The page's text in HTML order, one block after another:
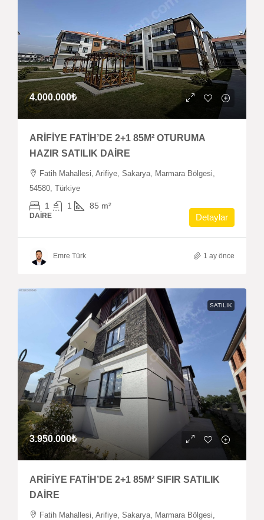
4.000.000₺
ARİFİYE FATİH’DE 2+1 85M² OTURUMA
HAZIR SATILIK DAİRE
Fatih Mahallesi, Arifiye, Sakarya, Marmara Bölgesi,
54580, Türkiye
1 1 85 m²
DAIRE Detaylar
Emre Türk 1 ay önce
SATILIK
3.950.000₺
ARİFİYE FATİH’DE 2+1 85M² SIFIR SATILIK
DAİRE
Fatih Mahallesi, Arifiye, Sakarya, Marmara Bölgesi,